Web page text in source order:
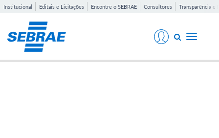
Institucional Editais e Licitações Encontre o SEBRAE Consultores Transparência e
Toggle